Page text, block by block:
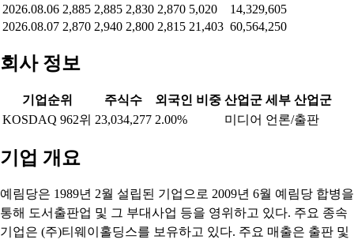
2026.08.06 2,885 2,885 2,830 2,870 5,020
14,329,605
2026.08.07 2,870 2,940 2,800 2,815 21,403 60,564,250
회사 정보
기업순위 주식수 외국인 비중 산업군 세부 산업군
KOSDAQ 962위 23,034,277 2.00% 미디어 언론/출판
기업 개요
예림당은 1989년 2월 설립된 기업으로 2009년 6월 예림당 합병을
통해 도서출판업 및 그 부대사업 등을 영위하고 있다. 주요 종속
기업은 (주)티웨이홀딩스를 보유하고 있다. 주요 매출은 출판 및